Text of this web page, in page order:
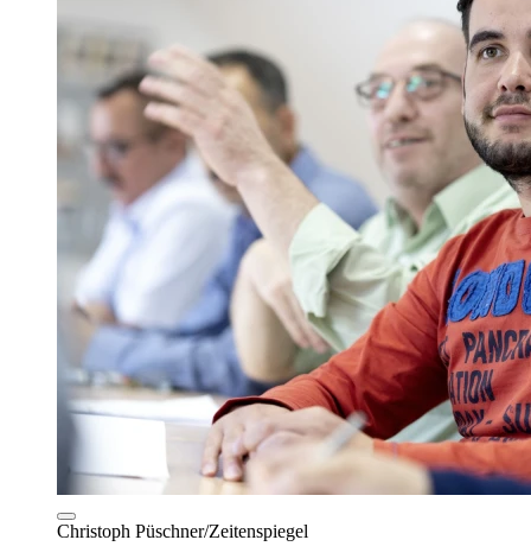
Christoph Püschner/Zeitenspiegel